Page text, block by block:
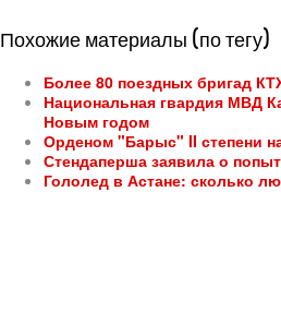
Похожие материалы (по тегу)
Более 80 поездных бригад
Национальная гвардия МВД
Новым годом
Орденом "Барыс" II степени
Стендаперша заявила о
Гололед в Астане: сколько